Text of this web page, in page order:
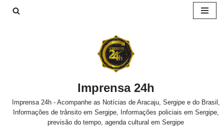
Imprensa 24h
Imprensa 24h - Acompanhe as Notícias de Aracaju, Sergipe e do Brasil,
Informações de trânsito em Sergipe, Informações policiais em Sergipe,
previsão do tempo, agenda cultural em Sergipe